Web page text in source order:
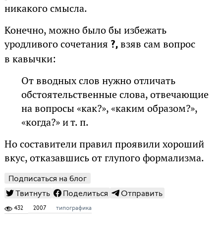
никакого смысла.
Конечно, можно было бы избежать
уродливого сочетания ?,взяв сам вопрос
в кавычки:
От вводных слов нужно отличать
обстоятельственные слова, отвечающие
на вопросы «как?», «каким образом?»,
«когда?» и т. п.
Но составители правил проявили хороший
вкус, отказавшись от глупого формализма.
Подписаться на блог
Твитнуть
Поделиться Отправить
432 2007 типографика